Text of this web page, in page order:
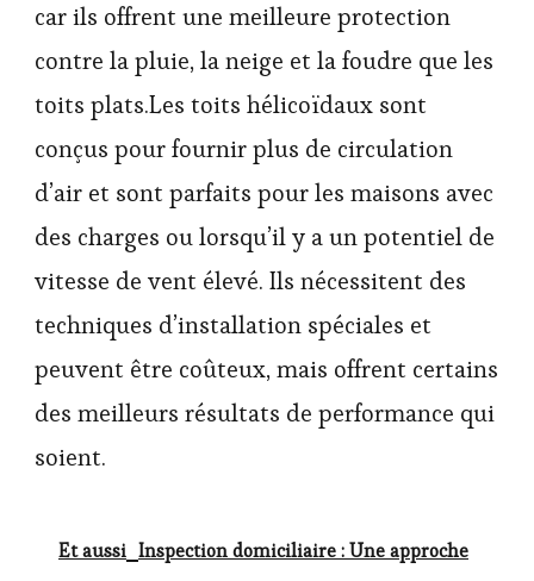
car ils offrent une meilleure protection
contre la pluie, la neige et la foudre que les
toits plats.Les toits hélicoïdaux sont
conçus pour fournir plus de circulation
d’air et sont parfaits pour les maisons avec
des charges ou lorsqu’il y a un potentiel de
vitesse de vent élevé. Ils nécessitent des
techniques d’installation spéciales et
peuvent être coûteux, mais offrent certains
des meilleurs résultats de performance qui
soient.
Et aussi Inspection domiciliaire : Une approche